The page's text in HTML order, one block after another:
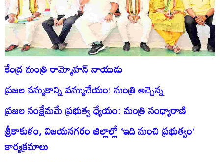
కేంద్ర మంత్రి రామ్మోహన్‌ నాయుడు
ప్రజల నమ్మకాన్ని వమ్ముచేయం: మంత్రి అచ్చెన్న
ప్రజల సంక్షేమమే ప్రభుత్వ ధ్యేయం: మంత్రి సంధ్యారాణి
శ్రీకాకుళం, విజయనగరం జిల్లాల్లో ‘ఇది మంచి ప్రభుత్వం’
కార్యక్రమాలు